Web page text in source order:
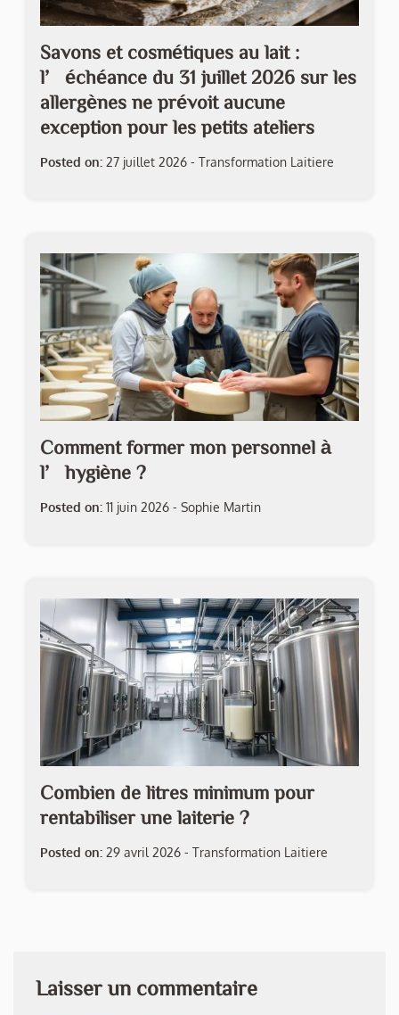
Savons et cosmétiques au lait :
l’échéance du 31 juillet 2026 sur les
allergènes ne prévoit aucune
exception pour les petits ateliers
Posted on: 27 juillet 2026 - Transformation Laitiere
Comment former mon personnel à
l’hygiène ?
Posted on: 11 juin 2026 - Sophie Martin
Combien de litres minimum pour
rentabiliser une laiterie ?
Posted on: 29 avril 2026 - Transformation Laitiere
Laisser un commentaire